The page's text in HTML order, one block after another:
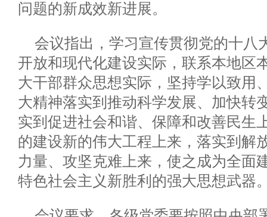
问题的新成效新进展。
会议指出，学习宣传贯彻党的十八
开放和现代化建设实际，联系本地区
大干部群众思想实际，坚持学以致用
大精神落实到推动科学发展、加快转
实到促进社会和谐、保障和改善民生
的建设新的伟大工程上来，落实到解
力量、攻坚克难上来，使之成为全面
特色社会主义新胜利的强大思想武器